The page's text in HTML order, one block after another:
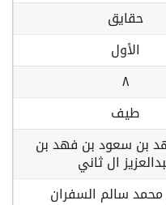
حقايق
الأول
٨
طيف
بن سعود بن فهد بن
ال ثاني
سالم السفران